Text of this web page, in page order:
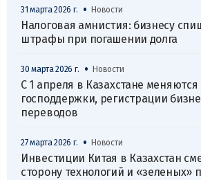
31 марта 2026 г. • Новости
Налоговая амнистия: бизнесу
штрафы при погашении долга
30 марта 2026 г. • Новости
С 1 апреля в Казахстане
господдержки, регистрации
переводов
27 марта 2026 г. • Новости
Инвестиции Китая в Казахстан
сторону технологий и «зеленых»